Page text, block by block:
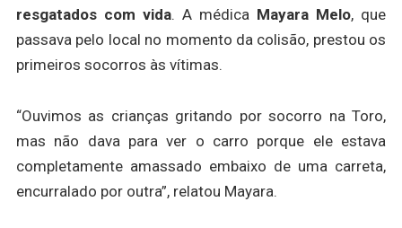
resgatados com vida. A médica Mayara Melo, que
passava pelo local no momento da colisão, prestou os
primeiros socorros às vítimas.
“Ouvimos as crianças gritando por socorro na Toro,
mas não dava para ver o carro porque ele estava
completamente amassado embaixo de uma carreta,
encurralado por outra”, relatou Mayara.